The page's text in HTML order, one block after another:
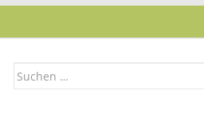
Suchen